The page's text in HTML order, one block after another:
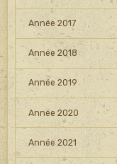
Année 2017
Année 2018
Année 2019
Année 2020
Année 2021